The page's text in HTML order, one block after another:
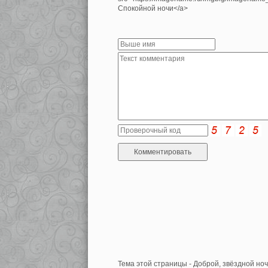
Спокойной ночи</a>
Тема этой страницы - Доброй, звёздной